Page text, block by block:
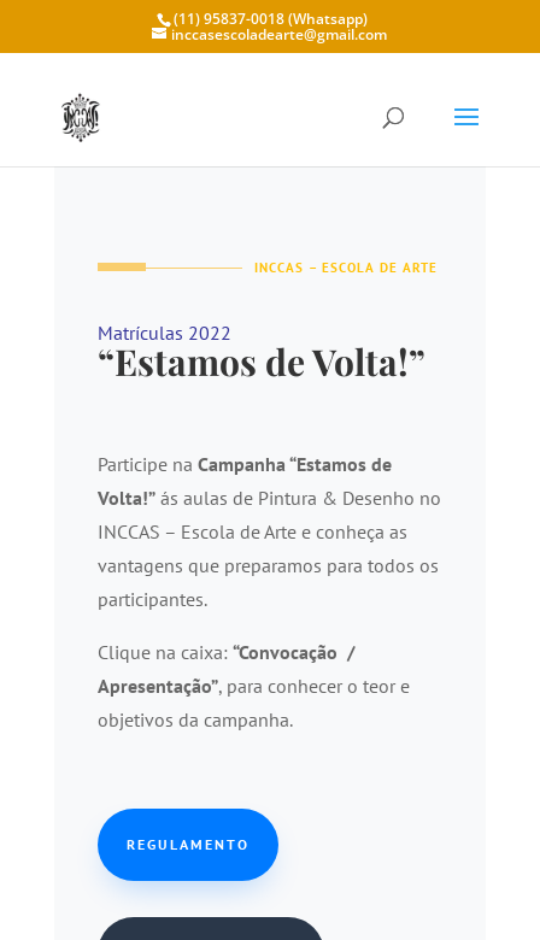
(11) 95837-0018 (Whatsapp)
inccasescoladearte@gmail.com
INCCAS – ESCOLA DE ARTE
Matrículas 2022
“Estamos de Volta!”
Participe na Campanha “Estamos de
Volta!”ás aulas de Pintura & Desenho no
INCCAS – Escola de Arte e conheça as
vantagens que preparamos para todos os
participantes.
Clique na caixa: “Convocação /
Apresentação”, para conhecer o teor e
objetivos da campanha.
REGULAMENTO